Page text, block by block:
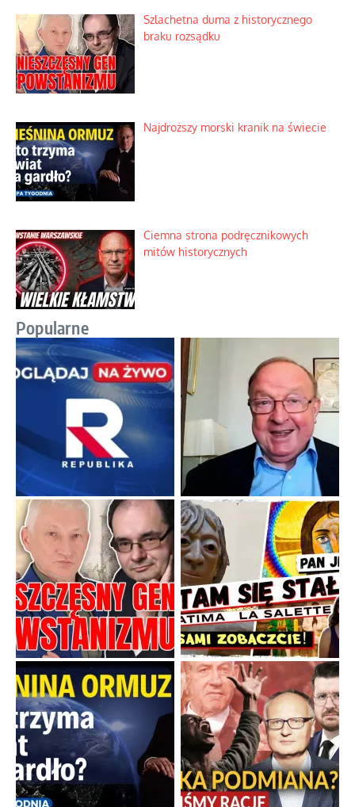
Szlachetna duma z historycznego
braku rozsądku
Najdroższy morski kranik na świecie
Ciemna strona podręcznikowych
mitów historycznych
Popularne